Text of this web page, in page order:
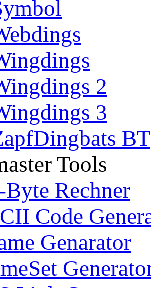
2
3
BT
Tools
Rechner
Code
Genarator